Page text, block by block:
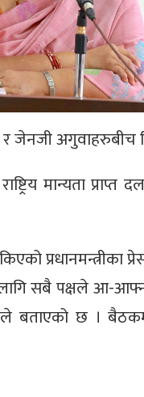
र जेनजी अगुवाहरुबीच
मान्यता
सबै पक्षले आ-
बताएको छ ।